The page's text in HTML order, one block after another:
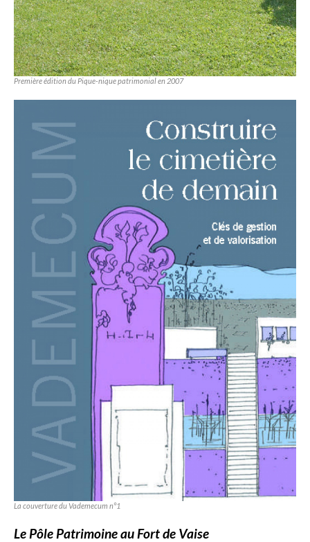
Première édition du Pique-nique patrimonial en 2007
La couverture du Vademecum n°1
Le Pôle Patrimoine au Fort de Vaise